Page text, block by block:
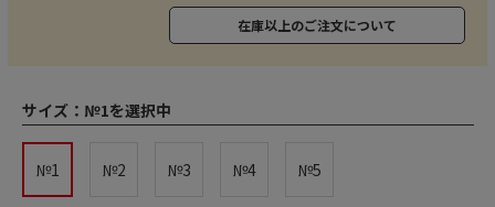
在庫以上のご注文について
サイズ： №1を選択中
№1 №2 №3 №4 №5